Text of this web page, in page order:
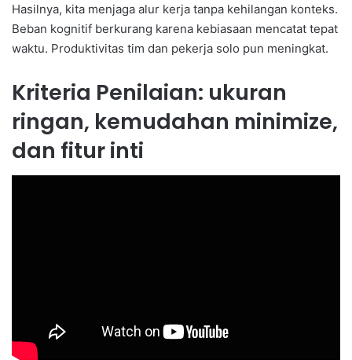
Hasilnya, kita menjaga alur kerja tanpa kehilangan konteks.
Beban kognitif berkurang karena kebiasaan mencatat tepat
waktu. Produktivitas tim dan pekerja solo pun meningkat.
Kriteria Penilaian: ukuran
ringan, kemudahan minimize,
dan fitur inti